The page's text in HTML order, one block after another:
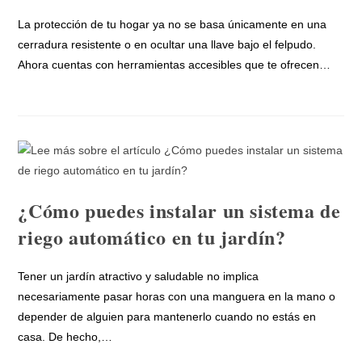
La protección de tu hogar ya no se basa únicamente en una
cerradura resistente o en ocultar una llave bajo el felpudo.
Ahora cuentas con herramientas accesibles que te ofrecen…
¿Cómo puedes instalar un sistema de
riego automático en tu jardín?
Tener un jardín atractivo y saludable no implica
necesariamente pasar horas con una manguera en la mano o
depender de alguien para mantenerlo cuando no estás en
casa. De hecho,…